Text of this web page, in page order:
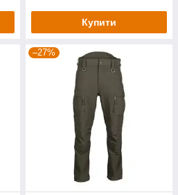
Купити
–27%